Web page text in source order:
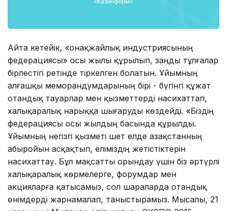
Айта кетейік, «Қонақжайлық индустриясының
федерациясы» осы жылы құрылып, заңды тұлғалар
бірлестігі ретінде тіркелген болатын. Ұйымның
алғашқы меморандумдарының бірі - бүгінгі құжат
отандық тауарлар мен қызметтерді насихаттап,
халықаралық нарыққа шығаруды көздейді. «Біздің
федерациясы осы жылдың басында құрылды.
Ұйымның негізгі қызметі шет елде Қазақстанның
абыройын асқақтып, еліміздің жетістіктерін
насихаттау. Бұл мақсатты орындау үшін біз әртүрлі
халықаралық көрмелерге, форумдар мен
акцияларға қатысамыз, сол шараларда отандық
өнімдерді жарнамалап, таныстырамыз. Мысалы, 21